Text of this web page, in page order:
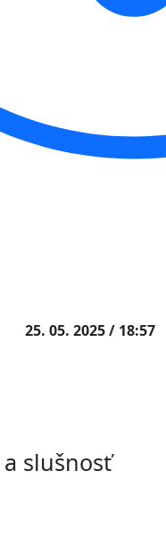
25. 05. 2025 / 18:57
slušnosť